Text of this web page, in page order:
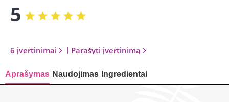
5
6 įvertinimai | Parašyti įvertinimą
Aprašymas Naudojimas Ingredientai